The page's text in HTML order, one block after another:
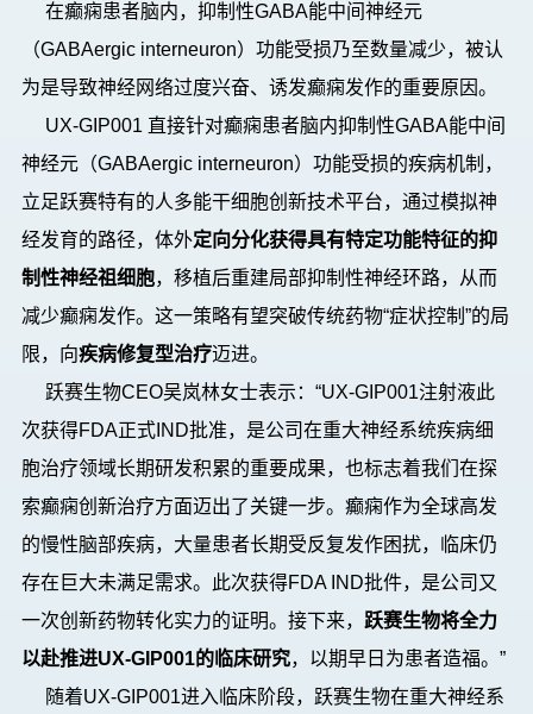
在癫痫患者脑内，抑制性GABA能中间神经元
（GABAergic interneuron）功能受损乃至数量减少，被认
为是导致神经网络过度兴奋、诱发癫痫发作的重要原因。
UX-GIP001 直接针对癫痫患者脑内抑制性GABA能中间
神经元（GABAergic interneuron）功能受损的疾病机制，
立足跃赛特有的人多能干细胞创新技术平台，通过模拟神
经发育的路径， 体外定向分化获得具有特定功能特征的抑
制性神经祖细胞， 移植后重建局部抑制性神经环路，
从而
减少癫痫发作。 这一策略有望突破传统药物“症状控制”的局
限，向疾病修复型治疗迈进。
跃赛生物CEO吴岚林女士表示：“UX-GIP001注射液此
次获得FDA正式IND批准，是公司在重大神经系统疾病细
胞治疗领域长期研发积累的重要成果，也标志着我们在探
索癫痫创新治疗方面迈出了关键一步。癫痫作为全球高发
的慢性脑部疾病， 大量患者长期受反复发作困扰，
临床仍
存在巨大未满足需求。 此次获得FDA IND批件， 是公司又
一次创新药物转化实力的证明。接下来， 跃赛生物将全力
以赴推进UX-GIP001的临床研究， 以期早日为患者造福。 ”
随着UX-GIP001进入临床阶段，跃赛生物在重大神经系